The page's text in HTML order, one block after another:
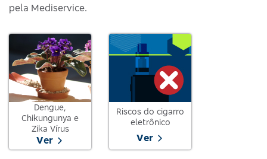
pela Mediservice.
Dengue,
Chikungunya e
Zika Vírus
Ver
Riscos do cigarro
eletrônico
Ver